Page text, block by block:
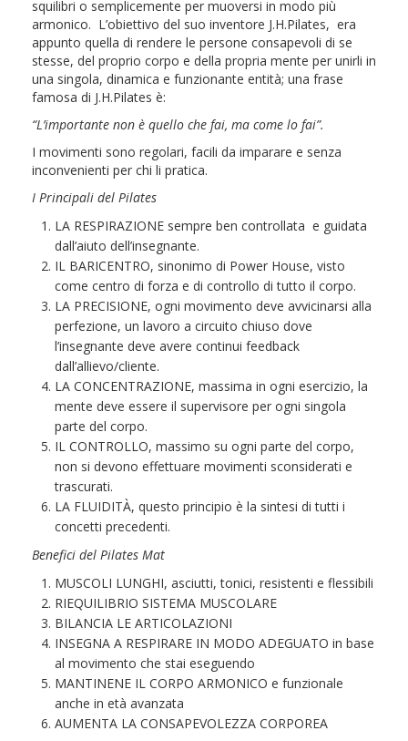
squilibri o semplicemente per muoversi in modo più
armonico. L’obiettivo del suo inventore J.H.Pilates, era
appunto quella di rendere le persone consapevoli di se
stesse, del proprio corpo e della propria mente per unirli in
una singola, dinamica e funzionante entità; una frase
famosa di J.H.Pilates è:
“L’importante non è quello che fai, ma come lo fai”.
I movimenti sono regolari, facili da imparare e senza
inconvenienti per chi li pratica.
I Principali del Pilates
LA RESPIRAZIONE sempre ben controllata e guidata
dall’aiuto dell’insegnante.
IL BARICENTRO, sinonimo di Power House, visto
come centro di forza e di controllo di tutto il corpo.
LA PRECISIONE, ogni movimento deve avvicinarsi alla
perfezione, un lavoro a circuito chiuso dove
l’insegnante deve avere continui feedback
dall’allievo/cliente.
LA CONCENTRAZIONE, massima in ogni esercizio, la
mente deve essere il supervisore per ogni singola
parte del corpo.
IL CONTROLLO, massimo su ogni parte del corpo,
non si devono effettuare movimenti sconsiderati e
trascurati.
LA FLUIDITÀ, questo principio è la sintesi di tutti i
concetti precedenti.
Benefici del Pilates Mat
MUSCOLI LUNGHI, asciutti, tonici, resistenti e flessibili
RIEQUILIBRIO SISTEMA MUSCOLARE
BILANCIA LE ARTICOLAZIONI
INSEGNA A RESPIRARE IN MODO ADEGUATO in base
al movimento che stai eseguendo
MANTINENE IL CORPO ARMONICO e funzionale
anche in età avanzata
AUMENTA LA CONSAPEVOLEZZA CORPOREA